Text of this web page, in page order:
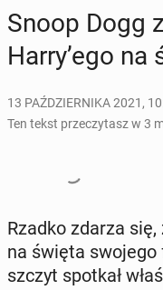
Snoop Dogg
Harry’ego
13 PAŹDZIERNIKA 2021,
Ten tekst przeczytasz w 3
Rzadko zdarza
na święta
szczyt spotkał